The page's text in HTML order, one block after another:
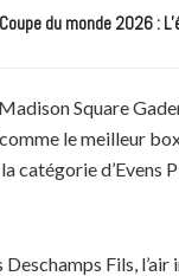
Coupe du monde 2026 :
Square
le meilleur
catégorie
Fils,